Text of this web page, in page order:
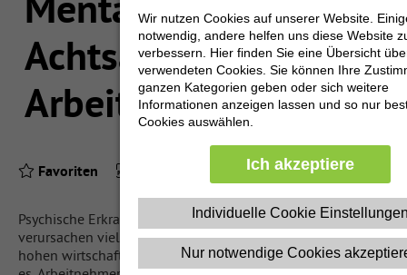
Loading
Loading
Loading
Loading
Achtsam handeln im
Arbeitsalltag
Favoriten
Psychische Erkrankungen von Erwerbstätigen sind häufig,
verursachen viel Leid bei den Betroffenen und führen zu
hohen wirtschaftlichen Verlusten. Ziel dieses E-Trainings ist
Wir nutzen Cookies auf unserer Website.
notwendig, andere helfen uns diese Website
verbessern. Hier finden Sie eine Übersicht
verwendeten Cookies. Sie können Ihre
ganzen Kategorien geben oder sich weitere
Informationen anzeigen lassen und so nur
Cookies auswählen.
Ich akzeptiere
Individuelle Cookie
Nur notwendige Cookies
Wir nutzen Cookies auf unserer Website.
notwendig, andere helfen uns diese Website
verbessern. Hier finden Sie eine Übersicht
verwendeten Cookies. Sie können Ihre
ganzen Kategorien geben oder sich weitere
Informationen anzeigen lassen und so nur
Cookies auswählen.
Ich akzeptiere
Individuelle Cookie
Nur notwendige Cookies